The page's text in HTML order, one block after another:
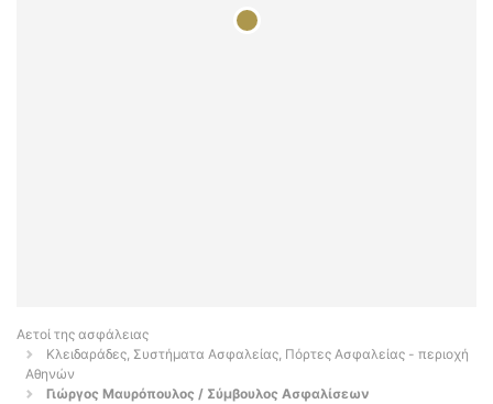
Αετοί της ασφάλειας
Κλειδαράδες, Συστήματα Ασφαλείας, Πόρτες Ασφαλείας - περιοχή
Αθηνών
Γιώργος Μαυρόπουλος / Σύμβουλος Ασφαλίσεων